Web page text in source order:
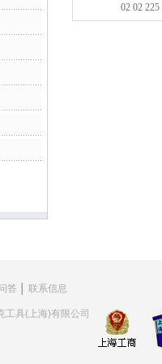
02 02 225
答 联系信息
具(上海)有限公司